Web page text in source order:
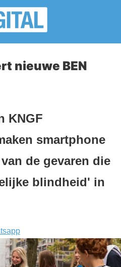
nieuwe BEN
KNGF
smartphone
de gevaren die
blindheid' in